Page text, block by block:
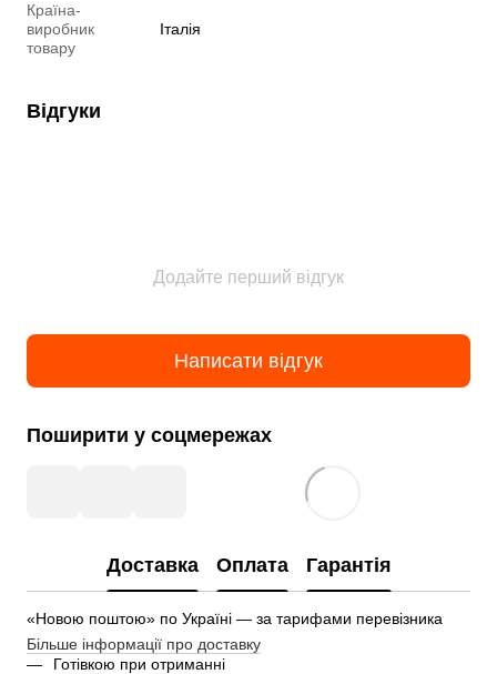
Країна-
виробник
товару
Італія
Відгуки
Додайте перший відгук
Написати відгук
Поширити у соцмережах
Доставка Оплата Гарантія
«Новою поштою» по Україні — за тарифами перевізника
Більше інформації про доставку
Готівкою при отриманні